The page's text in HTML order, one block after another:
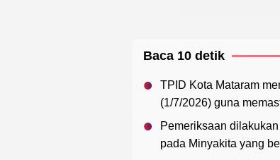
Baca 10 detik
TPID Kota Mataram
(1/7/2026) guna
Pemeriksaan
pada Minyakita yang